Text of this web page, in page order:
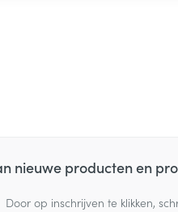
nieuwe producten en
Door op inschrijven te klikken,